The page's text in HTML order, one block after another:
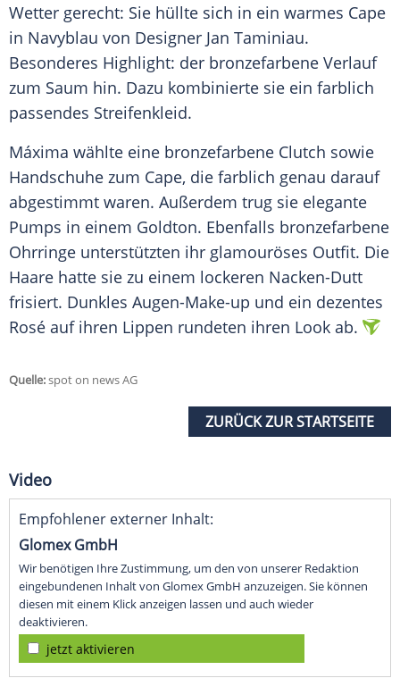
Wetter gerecht: Sie hüllte sich in ein warmes Cape
in Navyblau von Designer Jan Taminiau.
Besonderes Highlight: der bronzefarbene Verlauf
zum Saum hin. Dazu kombinierte sie ein farblich
passendes Streifenkleid.
Máxima wählte eine bronzefarbene Clutch sowie
Handschuhe zum Cape, die farblich genau darauf
abgestimmt waren. Außerdem trug sie elegante
Pumps in einem Goldton. Ebenfalls bronzefarbene
Ohrringe unterstützten ihr glamouröses Outfit. Die
Haare hatte sie zu einem lockeren Nacken-Dutt
frisiert. Dunkles Augen-Make-up und ein dezentes
Rosé auf ihren Lippen rundeten ihren Look ab.
Quelle:spot on news AG
ZURÜCK ZUR STARTSEITE
Video
Empfohlener externer Inhalt:
Glomex GmbH
Wir benötigen Ihre Zustimmung, um den von unserer Redaktion
eingebundenen Inhalt von Glomex GmbH anzuzeigen. Sie können
diesen mit einem Klick anzeigen lassen und auch wieder
deaktivieren.
jetzt aktivieren